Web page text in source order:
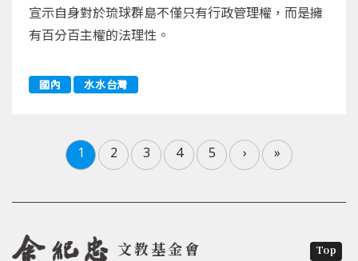
宣示自身對於琉球群島不僅只有行政管理權，而是擁
有百分百主權的法理性。
國內 水水台灣
1 2 3 4 5 › »
文教基金會 Top